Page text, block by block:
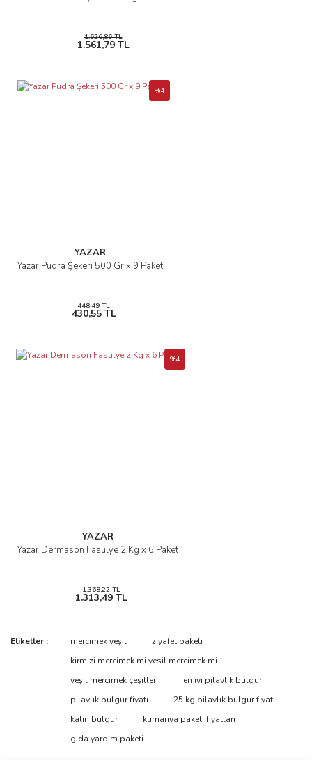
Gönder
1.626,86 TL
1.561,79 TL
YAZAR
Yazar Pudra Şekeri 500 Gr x 9 Paket
%4
448,49 TL
430,55 TL
YAZAR
Yazar Dermason Fasulye 2 Kg x 6 Paket
%4
1.368,22 TL
1.313,49 TL
Etiketler : mercimek yeşil
ziyafet paketi
kirmizi mercimek mi yesil mercimek mi
yeşil mercimek çeşitleri
en iyi pilavlık bulgur
pilavlık bulgur fiyatı
25 kg pilavlık bulgur fiyatı
kalın bulgur
kumanya paketi fiyatları
gıda yardım paketi